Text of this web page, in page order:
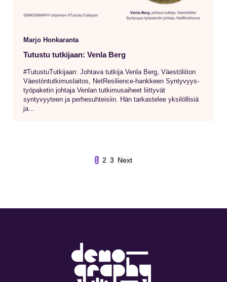
Marjo Honkaranta
Tutustu tutkijaan: Venla Berg
#TutustuTutkijaan: Johtava tutkija Venla Berg, Väestöliiton
Väestöntutkimuslaitos, NetResilience-hankkeen Syntyvyys-
työpaketin johtaja Venlan tutkimusaiheet liittyvät
syntyvyyteen ja perhesuhteisiin. Hän tarkastelee yksilöllisiä
ja...
1 2 3 Next